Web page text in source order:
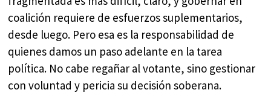
coalición requiere de esfuerzos suplementarios,
desde luego. Pero esa es la responsabilidad de
quienes damos un paso adelante en la tarea
política. No cabe regañar al votante, sino gestionar
con voluntad y pericia su decisión soberana.